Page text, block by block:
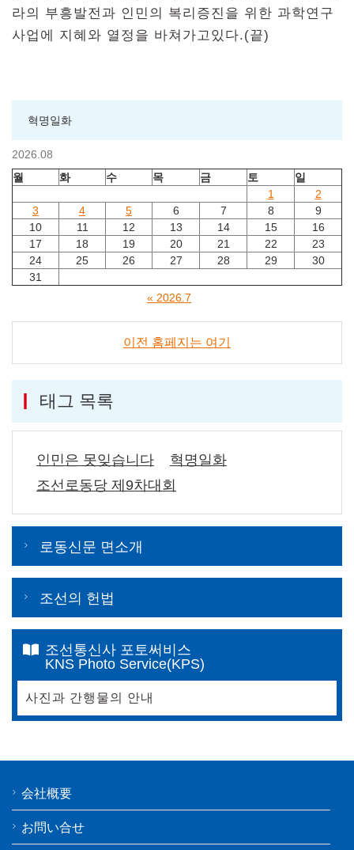
라의 부흥발전과 인민의 복리증진을 위한 과학연구
사업에 지혜와 열정을 바쳐가고있다.(끝)
혁명일화
2026.08
월
화 수 목 금 토
일
1
2
3
4 5 6 7 8
9
10
11 12 13 14 15
16
17
18 19 20 21 22
23
24
25 26 27 28 29
30
31
« 2026.7
이전 홈페지는 여기
태그 목록
인민은 못잊습니다
혁명일화
조선로동당 제9차대회
로동신문 면소개
조선의 헌법
조선통신사 포토써비스
KNS Photo Service(KPS)
사진과 간행물의 안내
会社概要
お問い合せ